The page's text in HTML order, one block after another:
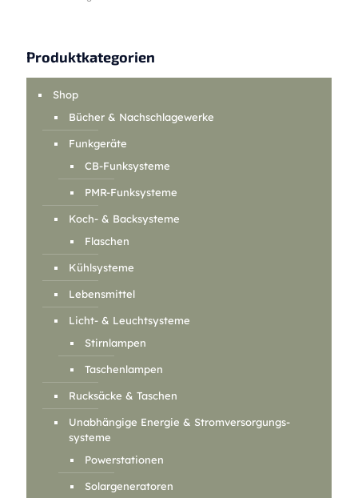
Produktkategorien
Shop
Bücher & Nachschlagewerke
Funkgeräte
CB-Funksysteme
PMR-Funksysteme
Koch- & Backsysteme
Flaschen
Kühlsysteme
Lebensmittel
Licht- & Leuchtsysteme
Stirnlampen
Taschenlampen
Rucksäcke & Taschen
Unabhängige Energie & Stromversorgungs-
systeme
Powerstationen
Solargeneratoren